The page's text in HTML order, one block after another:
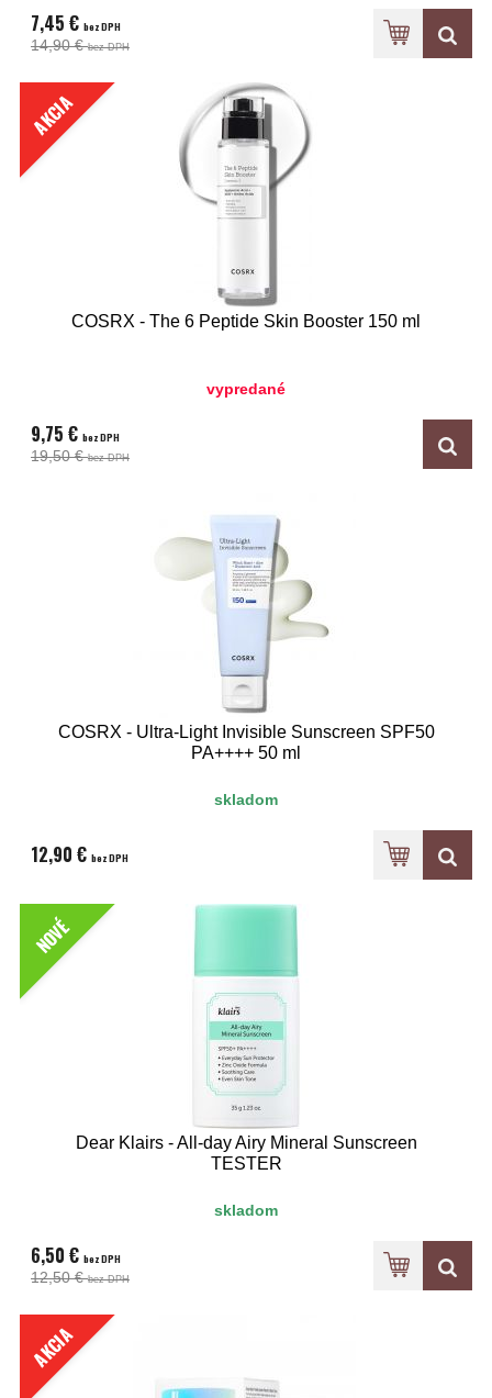
7,45 € bez DPH
14,90 €bez DPH
AKCIA
COSRX - The 6 Peptide Skin Booster 150 ml
vypredané
9,75 € bez DPH
19,50 €bez DPH
COSRX - Ultra-Light Invisible Sunscreen SPF50
PA++++ 50 ml
skladom
12,90 € bez DPH
NOVÉ
Dear Klairs - All-day Airy Mineral Sunscreen
TESTER
skladom
6,50 € bez DPH
12,50 €bez DPH
AKCIA